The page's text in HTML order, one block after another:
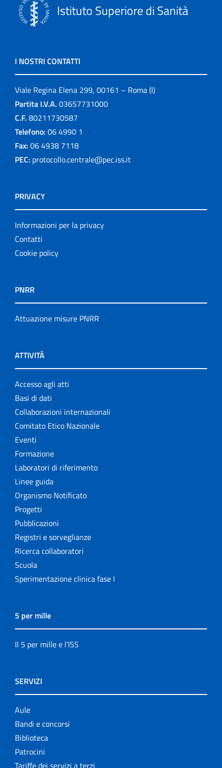
Istituto Superiore di Sanità
I NOSTRI CONTATTI
Viale Regina Elena 299, 00161 – Roma (I)
Partita I.V.A. 03657731000
C.F. 80211730587
Telefono: 06 4990 1
Fax: 06 4938 7118
PEC: protocollo.centrale@pec.iss.it
PRIVACY
Informazioni per la privacy
Contatti
Cookie policy
PNRR
Attuazione misure PNRR
ATTIVITÀ
Accesso agli atti
Basi di dati
Collaborazioni internazionali
Comitato Etico Nazionale
Eventi
Formazione
Laboratori di riferimento
Linee guida
Organismo Notificato
Progetti
Pubblicazioni
Registri e sorveglianze
Ricerca collaboratori
Scuola
Sperimentazione clinica fase I
5 per mille
Il 5 per mille e l'ISS
SERVIZI
Aule
Bandi e concorsi
Biblioteca
Patrocini
Tariffe dei servizi a terzi